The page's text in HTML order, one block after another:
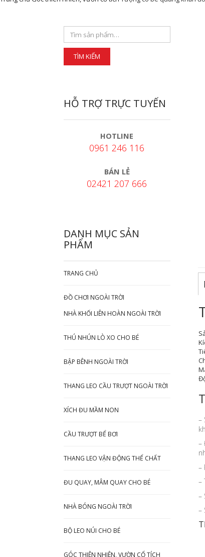
–
–
–
–
–
–
HỖ TRỢ TRỰC TUYẾN
HOTLINE
0961 246 116
BÁN LẺ
02421 207 666
DANH MỤC SẢN
PHẨM
TRANG CHỦ
ĐỒ CHƠI NGOÀI TRỜI
NHÀ KHỐI LIÊN HOÀN NGOÀI TRỜI
THÚ NHÚN LÒ XO CHO BÉ
BẬP BÊNH NGOÀI TRỜI
THANG LEO CẦU TRƯỢT NGOÀI TRỜI
XÍCH ĐU MẦM NON
CẦU TRƯỢT BỂ BƠI
THANG LEO VẬN ĐỘNG THỂ CHẤT
ĐU QUAY, MÂM QUAY CHO BÉ
NHÀ BÓNG NGOÀI TRỜI
BỘ LEO NÚI CHO BÉ
GÓC THIÊN NHIÊN, VƯỜN CỔ TÍCH